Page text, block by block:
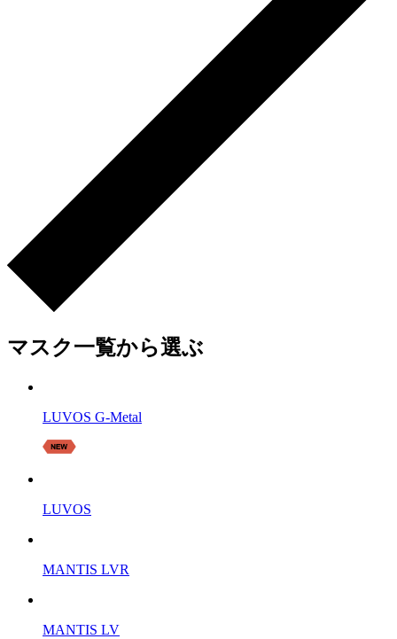
マスク一覧から選ぶ
LUVOS G-Metal
LUVOS
MANTIS LVR
MANTIS LV